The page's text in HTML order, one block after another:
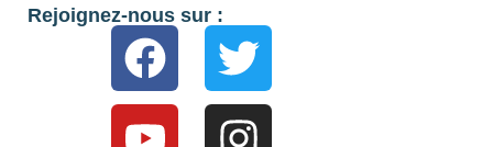
Rejoignez-nous sur :